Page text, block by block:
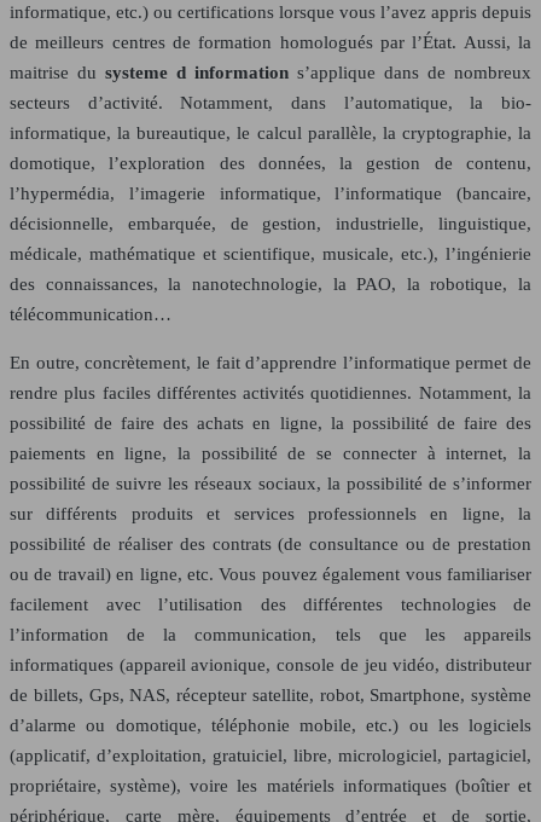
informatique, etc.) ou certifications lorsque vous l’avez appris depuis
de meilleurs centres de formation homologués par l’État. Aussi, la
maitrise du systeme d information s’applique dans de nombreux
secteurs d’activité. Notamment, dans l’automatique, la bio-
informatique, la bureautique, le calcul parallèle, la cryptographie, la
domotique, l’exploration des données, la gestion de contenu,
l’hypermédia, l’imagerie informatique, l’informatique (bancaire,
décisionnelle, embarquée, de gestion, industrielle, linguistique,
médicale, mathématique et scientifique, musicale, etc.), l’ingénierie
des connaissances, la nanotechnologie, la PAO, la robotique, la
télécommunication…
En outre, concrètement, le fait d’apprendre l’informatique permet de
rendre plus faciles différentes activités quotidiennes. Notamment, la
possibilité de faire des achats en ligne, la possibilité de faire des
paiements en ligne, la possibilité de se connecter à internet, la
possibilité de suivre les réseaux sociaux, la possibilité de s’informer
sur différents produits et services professionnels en ligne, la
possibilité de réaliser des contrats (de consultance ou de prestation
ou de travail) en ligne, etc. Vous pouvez également vous familiariser
facilement avec l’utilisation des différentes technologies de
l’information de la communication, tels que les appareils
informatiques (appareil avionique, console de jeu vidéo, distributeur
de billets, Gps, NAS, récepteur satellite, robot, Smartphone, système
d’alarme ou domotique, téléphonie mobile, etc.) ou les logiciels
(applicatif, d’exploitation, gratuiciel, libre, micrologiciel, partagiciel,
propriétaire, système), voire les matériels informatiques (boîtier et
périphérique, carte mère, équipements d’entrée et de sortie,